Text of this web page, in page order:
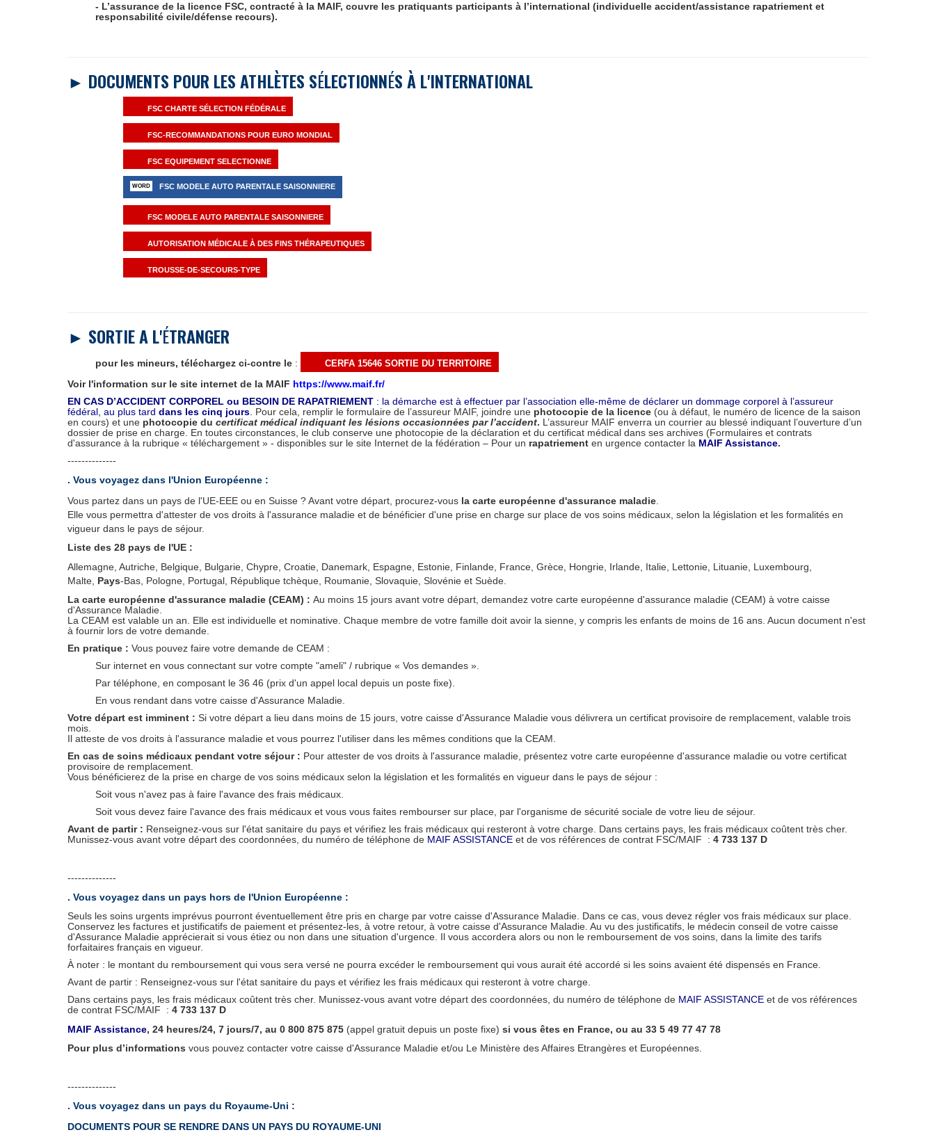
- L’assurance de la licence FSC, contracté à la MAIF, couvre les pratiquants participants à l’international (individuelle accident/assistance rapatriement et
responsabilité civile/défense recours).
► DOCUMENTS POUR LES ATHLÈTES SÉLECTIONNÉS À L'INTERNATIONAL
FSC CHARTE SÉLECTION FÉDÉRALE
FSC-RECOMMANDATIONS POUR EURO MONDIAL
FSC EQUIPEMENT SELECTIONNE
FSC MODELE AUTO PARENTALE SAISONNIERE
FSC MODELE AUTO PARENTALE SAISONNIERE
AUTORISATION MÉDICALE À DES FINS THÉRAPEUTIQUES
TROUSSE-DE-SECOURS-TYPE
► SORTIE A L'ÉTRANGER
pour les mineurs, téléchargez ci-contre le : CERFA 15646 SORTIE DU TERRITOIRE
Voir l'information sur le site internet de la MAIF https://www.maif.fr/
EN CAS D’ACCIDENT CORPOREL ou BESOIN DE RAPATRIEMENT : la démarche est à effectuer par l’association elle-même de déclarer un dommage corporel à l’assureur
fédéral, au plus tard dans les cinq jours Pour cela, remplir le formulaire de l’assureur MAIF, joindre une photocopie de la licence (ou à défaut, le numéro de licence de la saison
en cours) et une photocopie du certificat médical indiquant les lésions occasionnées par l’accident. L’assureur MAIF enverra un courrier au blessé indiquant l’ouverture d’un
dossier de prise en charge. En toutes circonstances, le club conserve une photocopie de la déclaration et du certificat médical dans ses archives (Formulaires et contrats
d'assurance à la rubrique « téléchargement » - disponibles sur le site Internet de la fédération – Pour un rapatriement en urgence contacter la MAIF Assistance.
--------------
. Vous voyagez dans l'Union Européenne :
Vous partez dans un pays de l'UE-EEE ou en Suisse ? Avant votre départ, procurez-vous la carte européenne d'assurance maladie
Elle vous permettra d'attester de vos droits à l'assurance maladie et de bénéficier d'une prise en charge sur place de vos soins médicaux, selon la législation et les formalités en
vigueur dans le pays de séjour.
Liste des 28 pays de l'UE :
Allemagne, Autriche, Belgique, Bulgarie, Chypre, Croatie, Danemark, Espagne, Estonie, Finlande, France, Grèce, Hongrie, Irlande, Italie, Lettonie, Lituanie, Luxembourg,
Malte, Pays-Bas, Pologne, Portugal, République tchèque, Roumanie, Slovaquie, Slovénie et Suède.
La carte européenne d'assurance maladie (CEAM) : Au moins 15 jours avant votre départ, demandez votre carte européenne d'assurance maladie (CEAM) à votre caisse
d'Assurance Maladie.
La CEAM est valable un an. Elle est individuelle et nominative. Chaque membre de votre famille doit avoir la sienne, y compris les enfants de moins de 16 ans. Aucun document n'est
à fournir lors de votre demande.
En pratique : Vous pouvez faire votre demande de CEAM :
Sur internet en vous connectant sur votre compte "ameli" / rubrique « Vos demandes ».
Par téléphone, en composant le 36 46 (prix d'un appel local depuis un poste fixe).
En vous rendant dans votre caisse d'Assurance Maladie.
Votre départ est imminent : Si votre départ a lieu dans moins de 15 jours, votre caisse d'Assurance Maladie vous délivrera un certificat provisoire de remplacement, valable trois
mois.
Il atteste de vos droits à l'assurance maladie et vous pourrez l'utiliser dans les mêmes conditions que la CEAM.
En cas de soins médicaux pendant votre séjour : Pour attester de vos droits à l'assurance maladie, présentez votre carte européenne d'assurance maladie ou votre certificat
provisoire de remplacement.
Vous bénéficierez de la prise en charge de vos soins médicaux selon la législation et les formalités en vigueur dans le pays de séjour :
Soit vous n'avez pas à faire l'avance des frais médicaux.
Soit vous devez faire l'avance des frais médicaux et vous vous faites rembourser sur place, par l'organisme de sécurité sociale de votre lieu de séjour.
Avant de partir : Renseignez-vous sur l'état sanitaire du pays et vérifiez les frais médicaux qui resteront à votre charge. Dans certains pays, les frais médicaux coûtent très cher.
Munissez-vous avant votre départ des coordonnées, du numéro de téléphone de MAIF ASSISTANCE et de vos références de contrat FSC/MAIF : 4 733 137 D
--------------
. Vous voyagez dans un pays hors de l'Union Européenne :
Seuls les soins urgents imprévus pourront éventuellement être pris en charge par votre caisse d'Assurance Maladie. Dans ce cas, vous devez régler vos frais médicaux sur place.
Conservez les factures et justificatifs de paiement et présentez-les, à votre retour, à votre caisse d'Assurance Maladie. Au vu des justificatifs, le médecin conseil de votre caisse
d'Assurance Maladie apprécierait si vous étiez ou non dans une situation d'urgence. Il vous accordera alors ou non le remboursement de vos soins, dans la limite des tarifs
forfaitaires français en vigueur.
À noter : le montant du remboursement qui vous sera versé ne pourra excéder le remboursement qui vous aurait été accordé si les soins avaient été dispensés en France.
Avant de partir : Renseignez-vous sur l'état sanitaire du pays et vérifiez les frais médicaux qui resteront à votre charge.
Dans certains pays, les frais médicaux coûtent très cher. Munissez-vous avant votre départ des coordonnées, du numéro de téléphone de MAIF ASSISTANCE et de vos références
de contrat FSC/MAIF : 4 733 137 D
MAIF Assistance, 24 heures/24, 7 jours/7, au 0 800 875 875 (appel gratuit depuis un poste fixe) si vous êtes en France, ou au 33 5 49 77 47 78
Pour plus d’informations vous pouvez contacter votre caisse d'Assurance Maladie et/ou Le Ministère des Affaires Etrangères et Européennes.
--------------
. Vous voyagez dans un pays du Royaume-Uni :
DOCUMENTS POUR SE RENDRE DANS UN PAYS DU ROYAUME-UNI